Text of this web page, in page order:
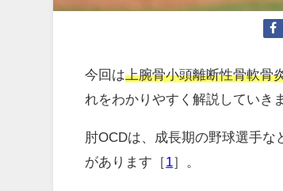
今回は上腕骨小頭離断性骨軟骨
れをわかりやすく解説していき
肘OCDは、成長期の野球選手
があります［1］。